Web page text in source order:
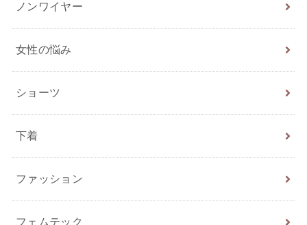
ノンワイヤー
女性の悩み
ショーツ
下着
ファッション
フェムテック